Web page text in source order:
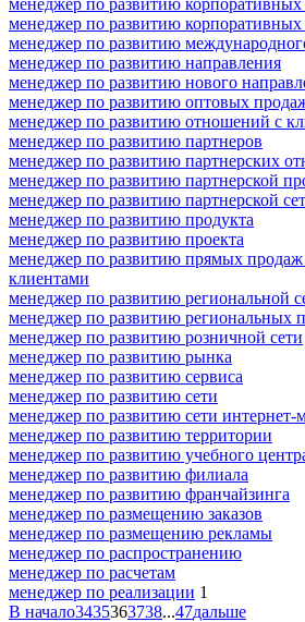
менеджер по развитию
менеджер по развитию
менеджер по развитию направления
менеджер по развитию нового
менеджер по развитию оптовых
менеджер по развитию отношений с
менеджер по развитию партнеров
менеджер по развитию партнерских
менеджер по развитию партнерской
менеджер по развитию партнерской
менеджер по развитию продукта
менеджер по развитию проекта
менеджер по развитию прямых
клиентами
менеджер по развитию региональной
менеджер по развитию региональных
менеджер по развитию розничной сети
менеджер по развитию рынка
менеджер по развитию сервиса
менеджер по развитию сети
менеджер по развитию сети интернет-
менеджер по развитию территории
менеджер по развитию учебного
менеджер по развитию филиала
менеджер по развитию франчайзинга
менеджер по размещению заказов
менеджер по размещению рекламы
менеджер по распространению
менеджер по расчетам
менеджер по реализации 1
В начало3435363738...47дальше